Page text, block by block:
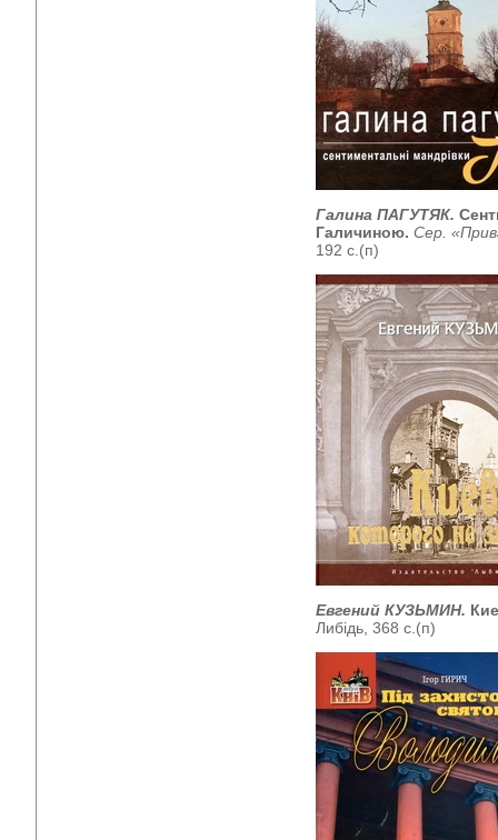
Галина ПАГУТЯК.
Галичиною. Сер.
192 с.(п)
Евгений КУЗЬМИН.
Либідь, 368 с.(п)